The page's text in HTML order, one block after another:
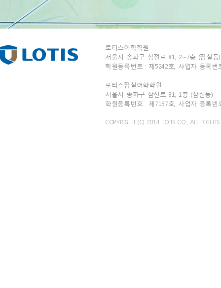
로티스어학학원
서울시 송파구 삼전로 81, 2~7층 (잠실
학원등록번호 : 제5242호, 사업자 등록
로티스잠실어학학원
서울시 송파구 삼전로 81, 1층 (잠실동)
학원등록번호 : 제7157호, 사업자 등록
COPYRIGHT (C) 2014 LOTIS CO., ALL RIGHTS